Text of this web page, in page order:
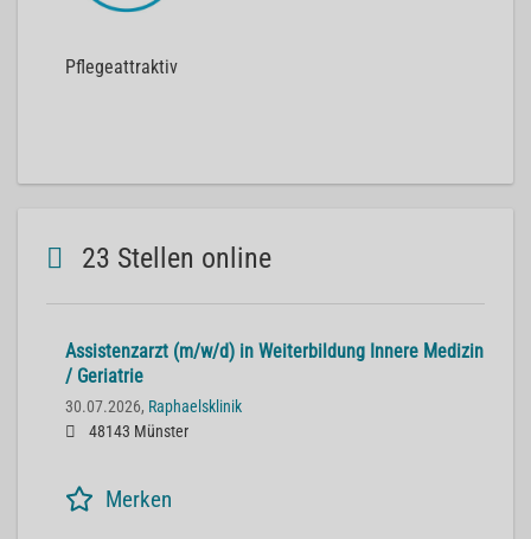
Pflegeattraktiv
23 Stellen online
Assistenzarzt (m/w/d) in Weiterbildung Innere Medizin
/ Geriatrie
30.07.2026, Raphaelsklinik
48143 Münster
Merken